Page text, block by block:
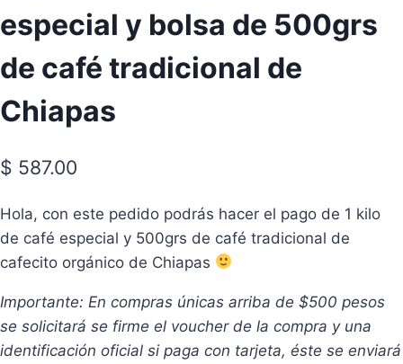
especial y bolsa de 500grs
de café tradicional de
Chiapas
$ 587.00
Hola, con este pedido podrás hacer el pago de 1 kilo
de café especial y 500grs de café tradicional de
cafecito orgánico de Chiapas
Importante: En compras únicas arriba de $500 pesos
se solicitará se firme el voucher de la compra y una
identificación oficial si paga con tarjeta, éste se enviará